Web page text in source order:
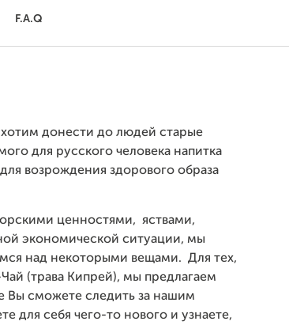
F.A.Q
донести до людей старые
для русского человека напитка
возрождения здорового образа
ценностями, яствами,
экономической ситуации, мы
над некоторыми вещами. Для тех,
(трава Кипрей), мы предлагаем
Вы сможете следить за нашим
для себя чего-то нового и узнаете,